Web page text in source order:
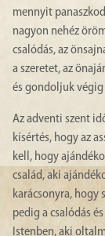
mennyit
nagyon nehéz
csalódás, az
a szeretet, az
és gondoljuk
Az adventi szent
kísértés, hogy az
kell, hogy
család, aki
karácsonyra, hogy
pedig a csalódás
Istenben, aki